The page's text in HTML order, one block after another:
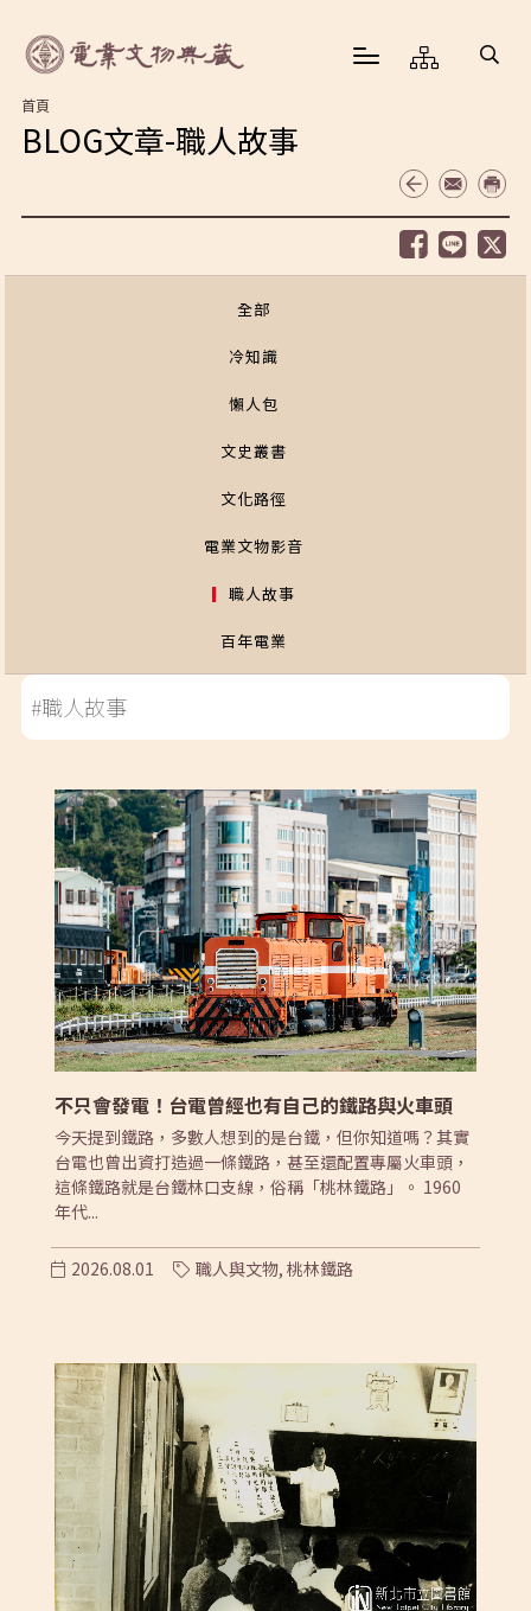
首頁
BLOG文章-職人故事
全部
冷知識
懶人包
文史叢書
文化路徑
電業文物影音
職人故事
百年電業
#職人故事
不只會發電！台電曾經也有自己的鐵路與火車頭
今天提到鐵路，多數人想到的是台鐵，但你知道嗎？其實
台電也曾出資打造過一條鐵路，甚至還配置專屬火車頭，
這條鐵路就是台鐵林口支線，俗稱「桃林鐵路」。 1960
年代...
2026.08.01 職人與文物, 桃林鐵路